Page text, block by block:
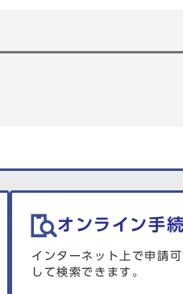
オンライン手
インターネット上で申請
して検索できます。